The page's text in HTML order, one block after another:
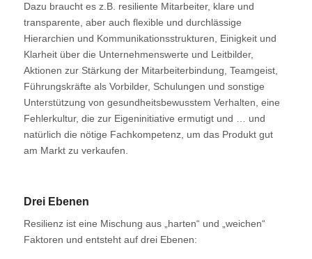
Dazu braucht es z.B. resiliente Mitarbeiter, klare und
transparente, aber auch flexible und durchlässige
Hierarchien und Kommunikationsstrukturen, Einigkeit und
Klarheit über die Unternehmenswerte und Leitbilder,
Aktionen zur Stärkung der Mitarbeiterbindung, Teamgeist,
Führungskräfte als Vorbilder, Schulungen und sonstige
Unterstützung von gesundheitsbewusstem Verhalten, eine
Fehlerkultur, die zur Eigeninitiative ermutigt und … und
natürlich die nötige Fachkompetenz, um das Produkt gut
am Markt zu verkaufen.
Drei Ebenen
Resilienz ist eine Mischung aus „harten“ und „weichen“
Faktoren und entsteht auf drei Ebenen: